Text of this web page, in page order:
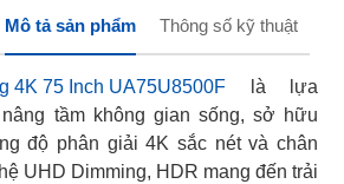
Mô tả sản phẩm Thông số kỹ thuật
4K 75 Inch UA75U8500F là lựa
tầm không gian sống, sở hữu
độ phân giải 4K sắc nét và chân
UHD Dimming, HDR mang đến trải